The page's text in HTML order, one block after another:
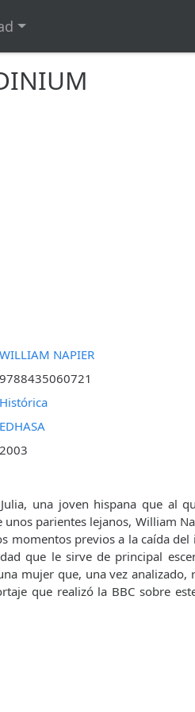
WILLIAM NAPIER
9788435060721
Histórica
EDHASA
2003
una joven hispana que al
unos parientes lejanos, William
momentos previos a la caída
que le sirve de principal
mujer que, una vez
que realizó la BBC sobre